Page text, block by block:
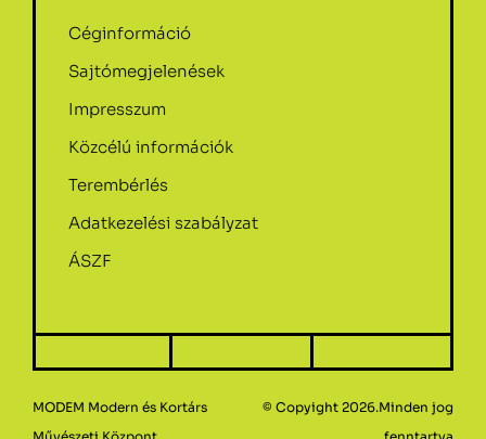
Céginformáció
Sajtómegjelenések
Impresszum
Közcélú információk
Terembérlés
Adatkezelési szabályzat
ÁSZF
MODEM Modern és Kortárs
© Copyight 2026.Minden jog